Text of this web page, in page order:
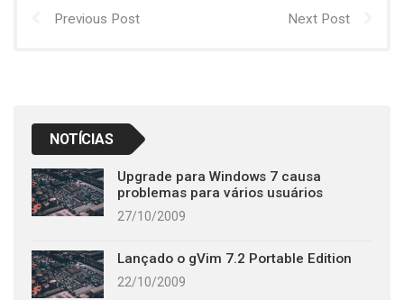
Previous Post Next Post
NOTÍCIAS
Upgrade para Windows 7 causa
problemas para vários usuários
27/10/2009
Lançado o gVim 7.2 Portable Edition
22/10/2009